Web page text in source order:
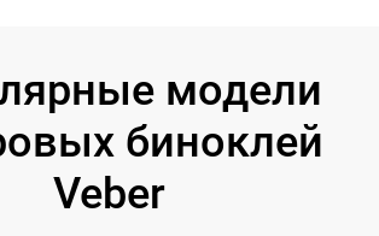
модели
биноклей
Veber